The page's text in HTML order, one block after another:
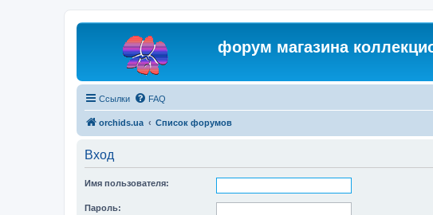
форум магазина
Ссылки FAQ
orchids.ua Список форумов
Вход
Имя пользователя:
Пароль: